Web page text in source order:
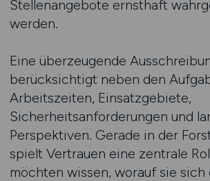
Stellenangebote ernsthaft
werden.
Eine überzeugende
berücksichtigt neben den
Arbeitszeiten, Einsatzgebiete,
Sicherheitsanforderungen und
Perspektiven. Gerade in der
spielt Vertrauen eine zentrale
möchten wissen, worauf sie sich